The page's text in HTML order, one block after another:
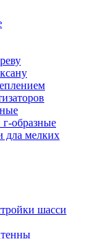
образные
дла мелких
шасси